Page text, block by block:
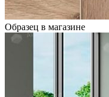
Образец в магазине